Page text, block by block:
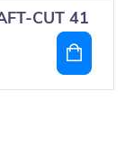
CUT 41